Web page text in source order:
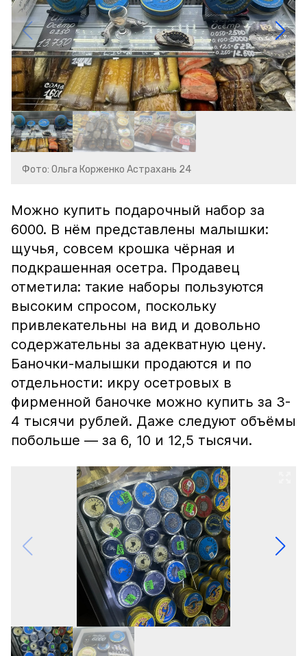
Фото: Ольга Корженко Астрахань 24
Можно купить подарочный набор за
6000. В нём представлены малышки:
щучья, совсем крошка чёрная и
подкрашенная осетра. Продавец
отметила: такие наборы пользуются
высоким спросом, поскольку
привлекательны на вид и довольно
содержательны за адекватную цену.
Баночки-малышки продаются и по
отдельности: икру осетровых в
фирменной баночке можно купить за 3-
4 тысячи рублей. Даже следуют объёмы
побольше — за 6, 10 и 12,5 тысячи.